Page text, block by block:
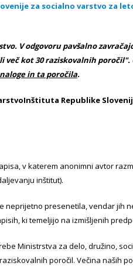
za socialno varstvo za
V odgovoru pavšalno
več kot 30 raziskovalnih poročil".
in ta poročila.
Republike
v katerem anonimni avtor
inštitut).
neprijetno presenetila, vendar jih
ki temeljijo na izmišljenih
Ministrstva za delo, družino,
poročil. Večina naših